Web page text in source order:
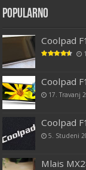
Popularno
Coolpad
Coolpad
17. Travanj
Coolpad
5. Studeni
Mlais